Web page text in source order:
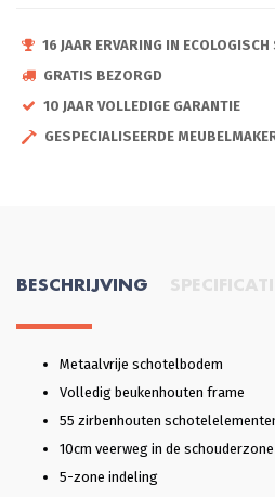
16 JAAR ERVARING IN ECOLOGISCH
GRATIS BEZORGD
10 JAAR VOLLEDIGE GARANTIE
GESPECIALISEERDE
BESCHRIJVING
Metaalvrije schotelbodem
Volledig beukenhouten frame
55 zirbenhouten
10cm veerweg in de schouderzone
5-zone indeling